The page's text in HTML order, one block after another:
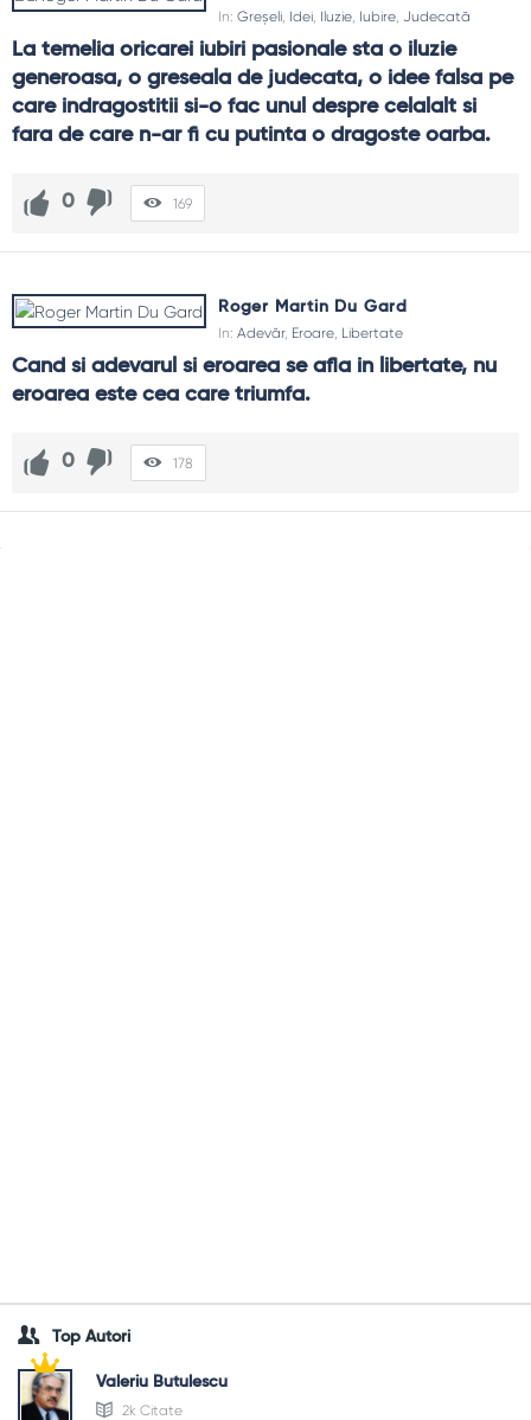
In: Greșeli, Idei, Iluzie, Iubire, Judecată
La temelia oricarei iubiri pasionale sta o iluzie
generoasa, o greseala de judecata, o idee falsa pe
care indragostitii si-o fac unul despre celalalt si
fara de care n-ar fi cu putinta o dragoste oarba.
0 169
Roger Martin Du Gard
In: Adevăr, Eroare, Libertate
Cand si adevarul si eroarea se afla in libertate, nu
eroarea este cea care triumfa.
0 178
Top Autori
Valeriu Butulescu
2k Citate